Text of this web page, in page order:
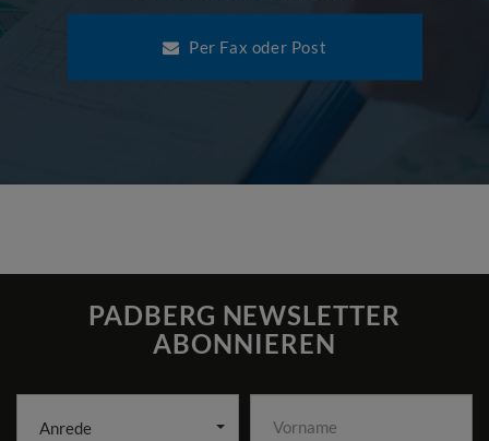
Per Fax oder Post
PADBERG NEWSLETTER
ABONNIEREN
Anrede